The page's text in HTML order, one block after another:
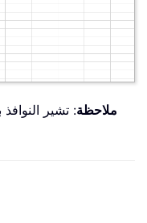
ملاحظة: تشير